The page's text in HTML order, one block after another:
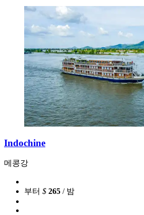
Indochine
메콩강
부터 $ 265 / 밤